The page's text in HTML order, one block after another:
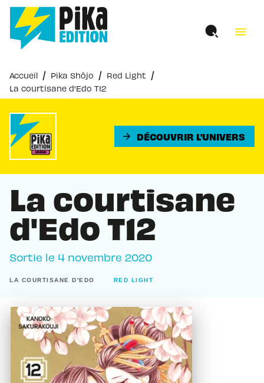
MENU RECHERCHE
PIED DE PAGE
menu
Accueil / Pika Shôjo / Red Light /
La courtisane d'Edo T12
arrow_forward DÉCOUVRIR L'UNIVERS
La courtisane
d'Edo T12
Sortie le 4 novembre 2020
LA COURTISANE D'EDO RED LIGHT